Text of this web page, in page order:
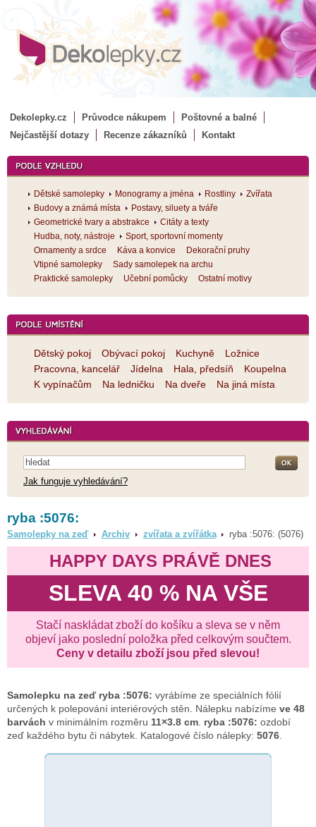
Dekolepky.cz Průvodce nákupem
Poštovné a balné
Nejčastější dotazy
Recenze zákazníků Kontakt
Dětské samolepky Monogramy a jména Rostliny
Zvířata
Budovy a známá místa
Postavy, siluety a tváře
Geometrické tvary a abstrakce
Citáty a texty
Hudba, noty, nástroje
Sport, sportovní momenty
Ornamenty a srdce
Káva a konvice
Dekorační pruhy
Vtipné samolepky
Sady samolepek na archu
Praktické samolepky
Učební pomůcky Ostatní motivy
Dětský pokoj Obývací pokoj Kuchyně
Ložnice
Pracovna, kancelář
Jídelna Hala, předsíň
Koupelna
K vypínačům
Na ledničku Na dveře Na jiná místa
Jak funguje vyhledávání?
ryba :5076:
Samolepky na zeď Archiv zvířata a zvířátka ryba :5076: (5076)
HAPPY DAYS PRÁVĚ DNES
SLEVA 40 % NA VŠE
Stačí naskládat zboží do košíku a sleva se v něm
objeví jako poslední položka před celkovým součtem.
Ceny v detailu zboží jsou před slevou!
Samolepku na zeď ryba :5076: vyrábíme ze speciálních fólií
určených k polepování interiérových stěn. Nálepku nabízíme ve 48
barvách v minimálním rozměru 11×3.8 cm ryba :5076: ozdobí
zeď každého bytu či nábytek. Katalogové číslo nálepky: 5076